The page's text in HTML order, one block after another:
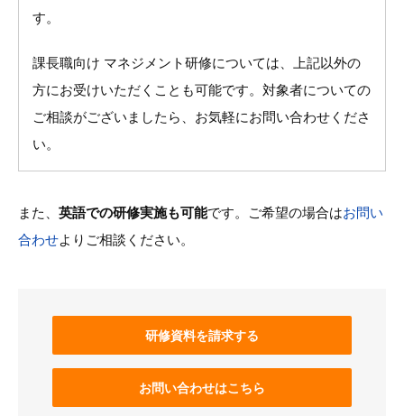
す。
課長職向け マネジメント研修については、上記以外の
方にお受けいただくことも可能です。対象者についての
ご相談がございましたら、お気軽にお問い合わせくださ
い。
また、 英語での研修実施も可能です。ご希望の場合はお問い
合わせよりご相談ください。
研修資料を請求する
お問い合わせはこちら